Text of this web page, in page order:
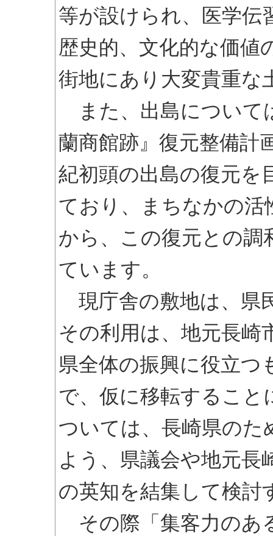
等が設けられ、医学伝
歴史的、文化的な価値
街地にあり大変貴重な
また、出島について
蘭商館跡』復元整備計
紀初頭の出島の復元を
ており、まちなかの活
から、この復元との調
ています。
現庁舎の敷地は、県
その利用は、地元長崎
県全体の振興に役立
で、仮に移転すること
ついては、長崎県のた
よう、県議会や地元長
の英知を結集して検討
その際「集客力のあ